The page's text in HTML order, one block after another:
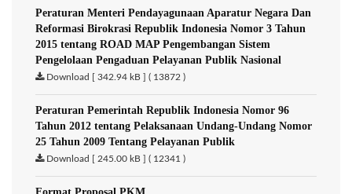
Peraturan Menteri Pendayagunaan Aparatur Negara Dan
Reformasi Birokrasi Republik Indonesia Nomor 3 Tahun
2015 tentang ROAD MAP Pengembangan Sistem
Pengelolaan Pengaduan Pelayanan Publik Nasional
Download [ 342.94 kB ] ( 13872 )
Peraturan Pemerintah Republik Indonesia Nomor 96
Tahun 2012 tentang Pelaksanaan Undang-Undang Nomor
25 Tahun 2009 Tentang Pelayanan Publik
Download [ 245.00 kB ] ( 12341 )